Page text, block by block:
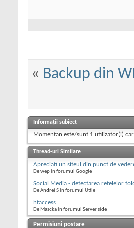
« Backup din
Informații subiect
Momentan este/sunt 1 utilizator(i)
Thread-uri Similare
Apreciati un siteul din punct de
De wep în forumul Google
Social Media - detectarea retelelor
De Andrei S în forumul Utile
htaccess
De Mascka în forumul Server side
Permisiuni postare